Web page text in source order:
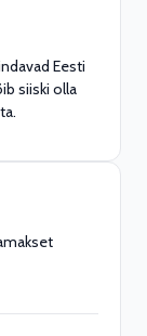
Eesti
siiski olla